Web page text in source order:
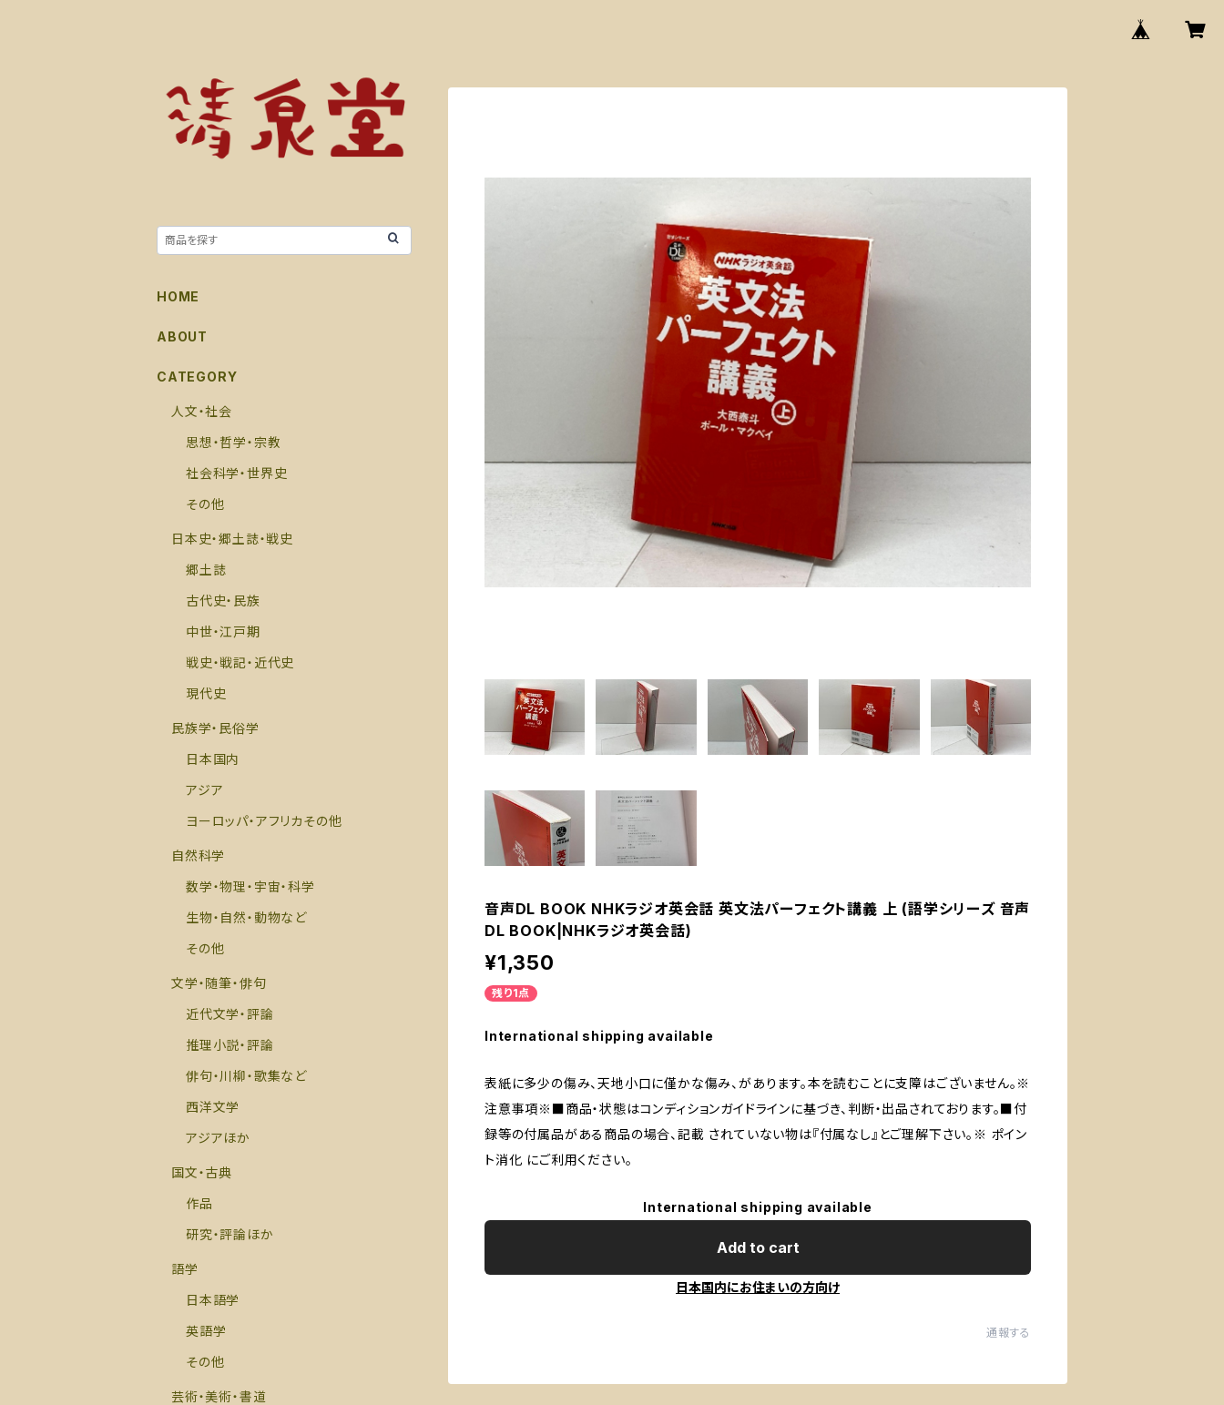
音声DL BOOK NHKラジオ英会話 英文法パーフェクト講義 上 (語学シリーズ 音声
DL BOOK|NHKラジオ英会話)
¥1,350
残り1点
International shipping available
表紙に多少の傷み、天地小口に僅かな傷み、があります。本を読むことに支障はございません。※
注意事項※■商品・状態はコンディションガイドラインに基づき、判断・出品されております。■付
録等の付属品がある商品の場合、記載 されていない物は『付属なし』とご理解下さい。※ ポイン
ト消化 にご利用ください。
International shipping available
Add to cart
日本国内にお住まいの方向け
通報する
HOME
ABOUT
CATEGORY
人文・社会
思想・哲学・宗教
社会科学・世界史
その他
日本史・郷土誌・戦史
郷土誌
古代史・民族
中世・江戸期
戦史・戦記・近代史
現代史
民族学・民俗学
日本国内
アジア
ヨーロッパ・アフリカその他
自然科学
数学・物理・宇宙・科学
生物・自然・動物など
その他
文学・随筆・俳句
近代文学・評論
推理小説・評論
俳句・川柳・歌集など
西洋文学
アジアほか
国文・古典
作品
研究・評論ほか
語学
日本語学
英語学
その他
芸術・美術・書道